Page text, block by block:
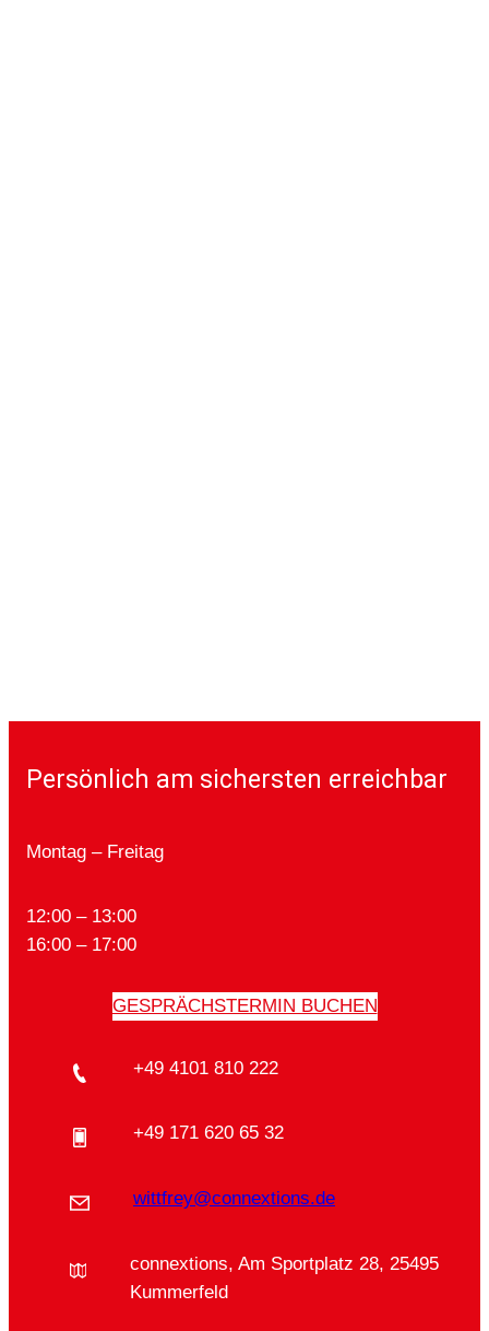
Persönlich am sichersten erreichbar
Montag – Freitag
12:00 – 13:00
16:00 – 17:00
GESPRÄCHSTERMIN BUCHEN
+49 4101 810 222
+49 171 620 65 32
wittfrey@connextions.de
connextions, Am Sportplatz 28, 25495
Kummerfeld